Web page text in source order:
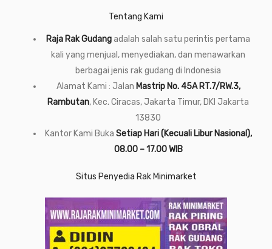
Tentang Kami
Raja Rak Gudangadalah salah satu perintis pertama
kali yang menjual, menyediakan, dan menawarkan
berbagai jenis rak gudang di Indonesia
Alamat Kami : Jalan Mastrip No. 45A RT.7/RW.3,
Rambutan, Kec. Ciracas, Jakarta Timur, DKI Jakarta
13830
Kantor Kami Buka Setiap Hari (Kecuali Libur Nasional),
08.00 – 17.00 WIB
Situs Penyedia Rak Minimarket